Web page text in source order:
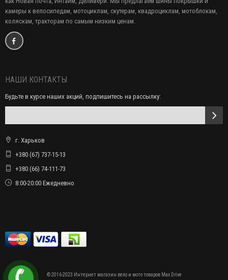
камеры к велосипедам, мотоциклам, скутерам, квадроциклам, мотоблокам,
коляскам, тракторам по самым низким ценам.
НАШИ КОНТАКТЫ
Будьте в курсе наших акций, подпишитесь на рассылку:
г. Харьков
+380 (67) 737-15-13
+380 (66) 74-111-73
8:00-20:00 Ежедневно
© 2016-2023 Интернет магазин вело и мото товаров Max Drive